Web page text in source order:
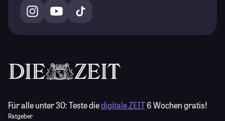
Für alle unter 30:Teste diedigitale ZEIT6 Wochen gratis!
Ratgeber